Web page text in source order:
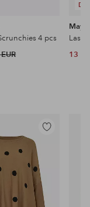
4 pcs
13
Lisää